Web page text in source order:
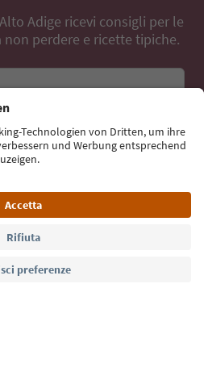
Adige ricevi consigli per le
non perdere e ricette tipiche.
alla newsletter